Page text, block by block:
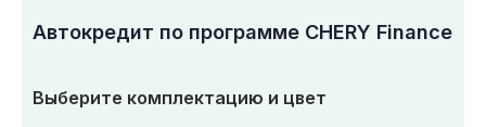
Автокредит по программе CHERY Finance
Выберите комплектацию и цвет